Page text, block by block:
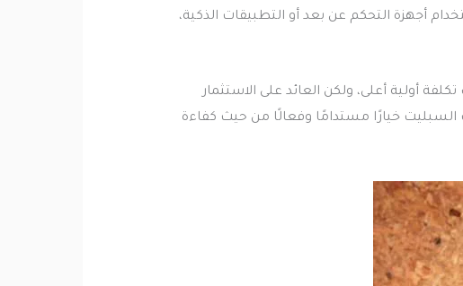
أجهزة التحكم عن بعد أو التطبيقات الذكية،
أولية أعلى، ولكن العائد على الاستثمار
السبليت خيارًا مستدامًا وفعالًا من حيث كفاءة